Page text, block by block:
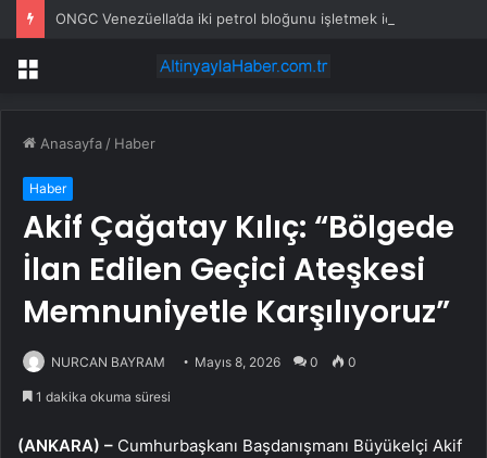
Menü
Anasayfa / Haber
Haber
Akif Çağatay Kılıç: “Bölgede
İlan Edilen Geçici Ateşkesi
Memnuniyetle Karşılıyoruz”
NURCAN BAYRAM Mayıs 8, 2026 0 0
1 dakika okuma süresi
(ANKARA) – Cumhurbaşkanı Başdanışmanı Büyükelçi Akif